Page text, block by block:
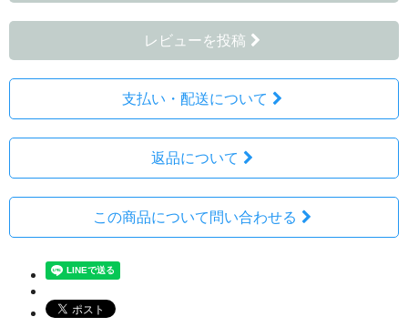
レビューを投稿
支払い・配送について
返品について
この商品について問い合わせる